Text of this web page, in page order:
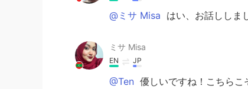
@ミサ Misa はい、お話ししま
ミサ Misa
EN JP
@Ten 優しいですね！こちら